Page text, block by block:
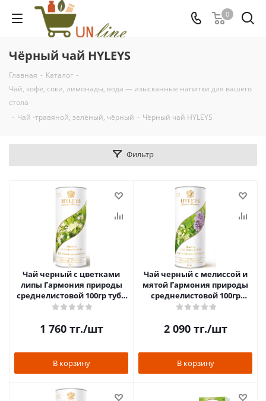
0
Чёрный чай HYLEYS
Главная - Каталог -
Чай, кофе, соки, лимонады, вода — изысканные напитки для вашего
стола
- Чай -травяной, зелёный, чёрный - Чёрный чай HYLEYS
Фильтр
Чай черный с цветками
липы Гармония природы
среднелистовой 100гр туба
Hyleys
1 760тг./шт
В корзину
Чай черный с мелиссой и
мятой Гармония природы
среднелистовой 100гр
картон туба Hyleys
2 090тг./шт
В корзину